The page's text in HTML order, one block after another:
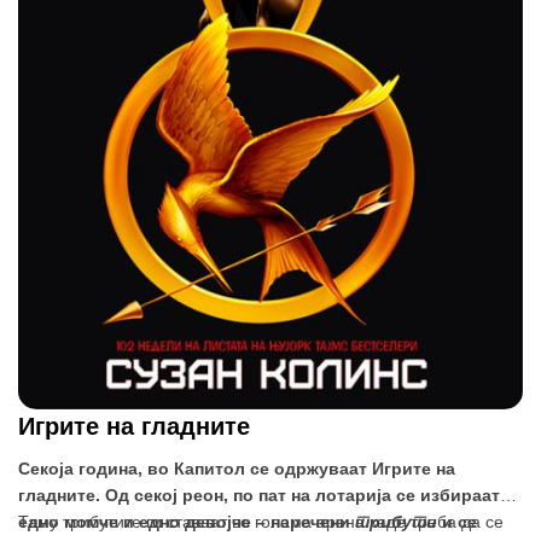
Игрите на гладните
Секоја година, во Капитол се одржуваат Игрите на
гладните. Од секој реон, по пат на лотарија се избираат
едно момче и едно девојче – нареченитрибутии се
Таму трибутите ги ставаат во голема арена каде треба да се